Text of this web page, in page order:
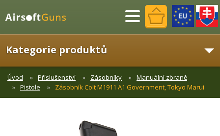
Menu
Kategorie produktů
Úvod Příslušenství Zásobníky
Manuální zbraně
Pistole
Zásobník Colt M1911 A1 Government, Tokyo Marui